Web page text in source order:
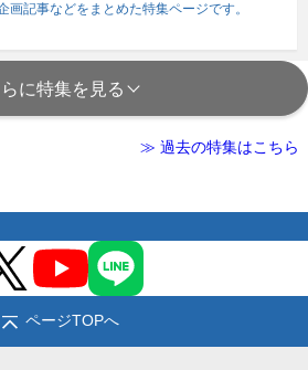
画記事などをまとめた特集ページです。
に特集を見る
≫ 過去の特集はこちら
ページTOPへ